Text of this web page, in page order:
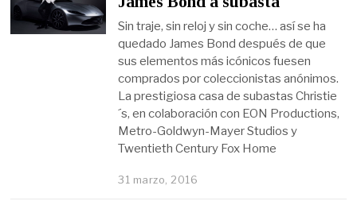
Sin traje, sin reloj y sin coche… así se ha
quedado James Bond después de que
sus elementos más icónicos fuesen
comprados por coleccionistas anónimos.
La prestigiosa casa de subastas Christie
´s, en colaboración con EON Productions,
Metro-Goldwyn-Mayer Studios y
Twentieth Century Fox Home
31 marzo, 2016